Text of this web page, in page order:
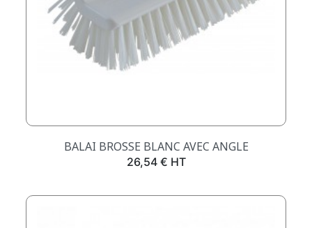
BALAI BROSSE BLANC AVEC ANGLE
Prix
26,54 € HT